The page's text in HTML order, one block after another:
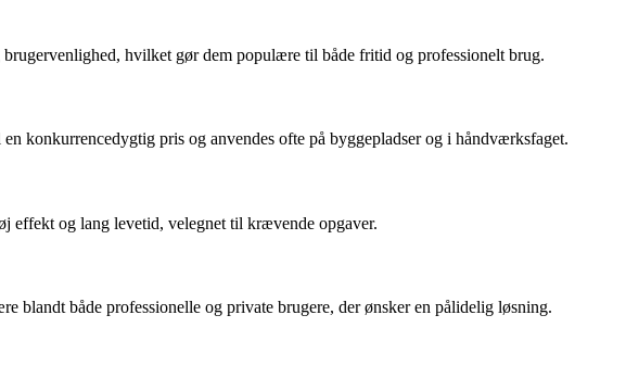
hvilket gør dem populære til både fritid og professionelt brug.
konkurrencedygtig pris og anvendes ofte på byggepladser og i håndværksfaget.
effekt og lang levetid, velegnet til krævende opgaver.
blandt både professionelle og private brugere, der ønsker en pålidelig løsning.